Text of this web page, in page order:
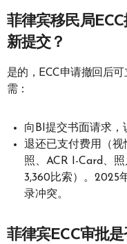
菲律宾移民局
新提交？
是的，ECC申请撤回后
需：
向BI提交书面请求，
退还已支付费用（
照、ACR I-Card、
3,360比索）。2025
录冲突。
菲律宾ECC审批